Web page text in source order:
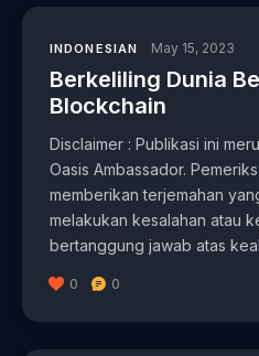
INDONESIAN May 15, 2023
Berkeliling Dunia
Blockchain
Disclaimer : Publikasi ini
Oasis Ambassador.
memberikan terjemahan
melakukan kesalahan atau
bertanggung jawab atas
0 0